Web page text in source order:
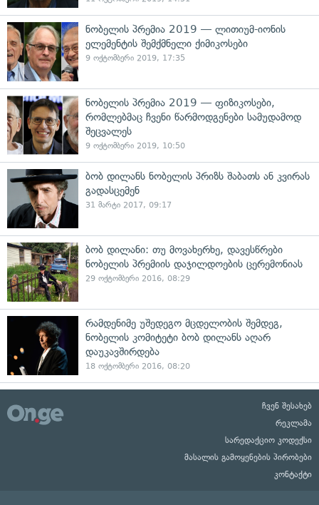
ნობელის პრემია 2019 — ლითიუმ-იონის
ელემენტის შემქმნელი ქიმიკოსები
9 ოქტომბერი 2019, 17:35
ნობელის პრემია 2019 — ფიზიკოსები,
რომლებმაც ჩვენი წარმოდგენები სამუდამოდ
შეცვალეს
9 ოქტომბერი 2019, 10:50
ბობ დილანს ნობელის პრიზს შაბათს ან კვირას
გადასცემენ
31 მარტი 2017, 09:17
ბობ დილანი: თუ მოვახერხე, დავესწრები
ნობელის პრემიის დაჯილდოების ცერემონიას
29 ოქტომბერი 2016, 08:29
რამდენიმე უშედეგო მცდელობის შემდეგ,
ნობელის კომიტეტი ბობ დილანს აღარ
დაუკავშირდება
18 ოქტომბერი 2016, 08:20
ჩვენ შესახებ
რეკლამა
სარედაქციო კოდექსი
მასალის გამოყენების პირობები
კონტაქტი